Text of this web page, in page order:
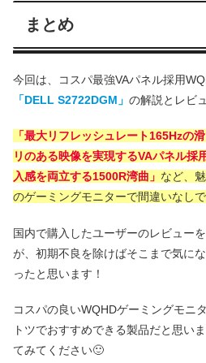
まとめ
今回は、コスパ最強VAパネル採用
「DELL S2722DGM」 の解説とレビ
「最大リフレッシュレート165Hzの
リのある映像を実現するVAパネル採
入感を両立する1500R湾曲」 など、
のゲーミングモニターで間違いなし
国内で購入したユーザーのレビュー
が、初期不良を除けばそこまで気に
ったと思います！
コスパの良いWQHDゲーミングモニ
トツでおすすめできる製品だと思い
てみてください🙂